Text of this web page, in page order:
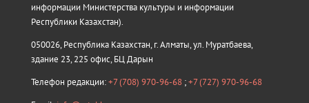
информации Министерства культуры и информации
Республики Казахстан).
050026, Республика Казахстан, г. Алматы, ул. Муратбаева,
здание 23, 225 офис, БЦ Дарын
Телефон редакции:+7 (708) 970-96-68 ;+7 (727) 970-96-68